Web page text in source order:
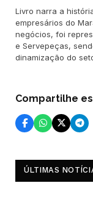
Livro narra a
empresários do
negócios, foi
e Servepeças,
dinamização do
Compartilhe
ÚLTIMAS